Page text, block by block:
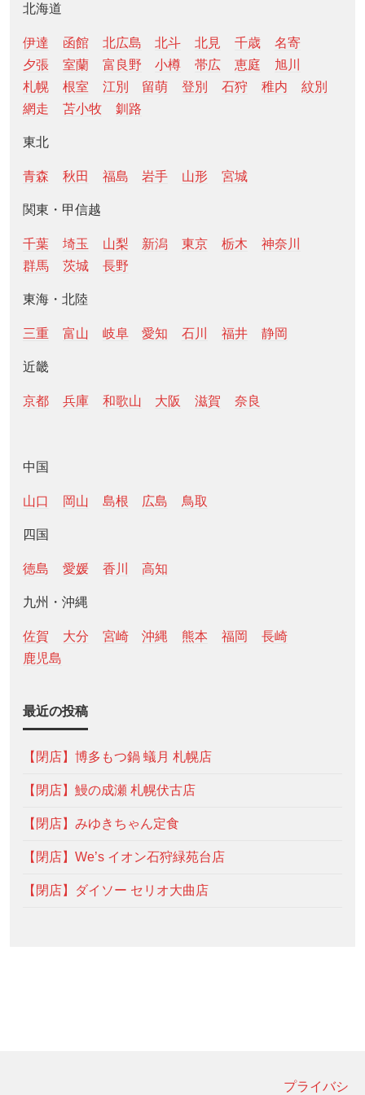
北海道
伊達 函館 北広島 北斗 北見 千歳
名寄
夕張
室蘭 富良野 小樽 帯広 恵庭
旭川
札幌
根室 江別 留萌 登別 石狩 稚内
紋別
網走
苫小牧 釧路
東北
青森 秋田 福島 岩手 山形 宮城
関東・甲信越
千葉 埼玉 山梨 新潟 東京 栃木
神奈川
群馬
茨城 長野
東海・北陸
三重 富山 岐阜 愛知 石川 福井 静岡
近畿
京都 兵庫 和歌山 大阪 滋賀 奈良
中国
山口 岡山 島根 広島 鳥取
四国
徳島 愛媛 香川 高知
九州・沖縄
佐賀 大分 宮崎 沖縄 熊本 福岡
長崎
鹿児島
最近の投稿
【閉店】博多もつ鍋 蟻月 札幌店
【閉店】鰻の成瀬 札幌伏古店
【閉店】みゆきちゃん定食
【閉店】We’s イオン石狩緑苑台店
【閉店】ダイソー セリオ大曲店
プライバシ